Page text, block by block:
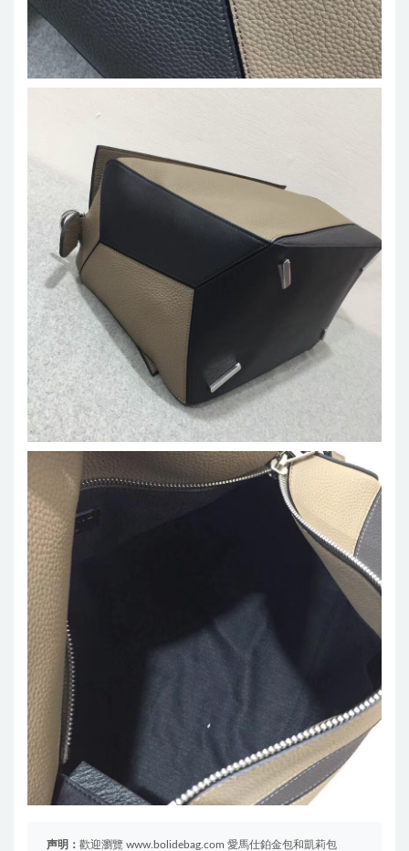
声明： 歡迎瀏覽 www.bolidebag.com 愛馬仕鉑金包和凱莉包